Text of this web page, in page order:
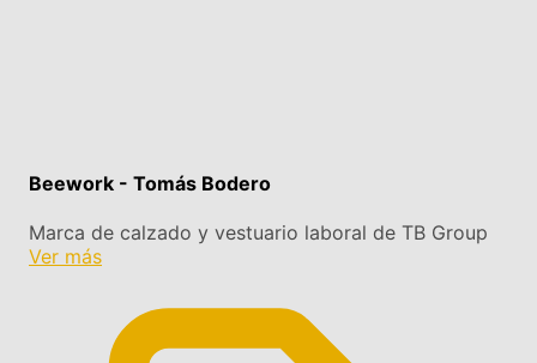
Beework - Tomás Bodero
Marca de calzado y vestuario laboral de TB Group
Ver más